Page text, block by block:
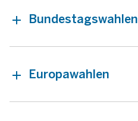
Bundestagswahlen
Europawahlen